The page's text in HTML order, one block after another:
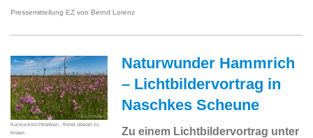
Pressemitteilung EZ von Bernd Lorenz
Kuckuckslichtnelken - früher überall zu
finden
Naturwunder Hammrich
– Lichtbildervortrag in
Naschkes Scheune
Zu einem Lichtbildervortrag unter